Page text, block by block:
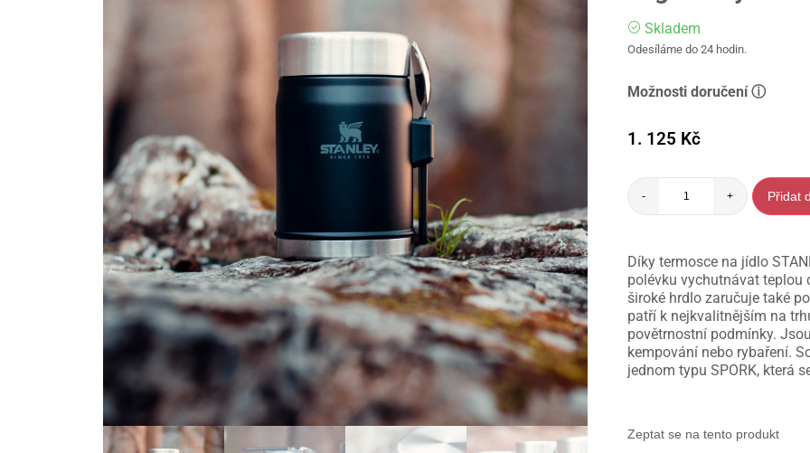
Skladem
Odesíláme do 24 hodin.
Možnosti doručení ⓘ
1. 125 Kč
- + Přidat
Díky termosce na jídlo
polévku vychutnávat teplou
široké hrdlo zaručuje také
patří k nejkvalitnějším na
povětrnostní podmínky.
kempování nebo rybaření.
jednom typu SPORK, která
Zeptat se na tento produkt